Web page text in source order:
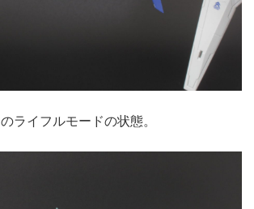
ライフルモードの状態。